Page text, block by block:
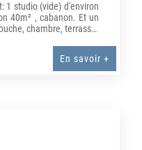
1 studio (vide) d'environ
40m² , cabanon. Et un
chambre, terrasse.
En savoir +